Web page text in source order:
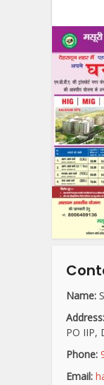
Name:
Address:
PO IIP,
Phone:
Email: